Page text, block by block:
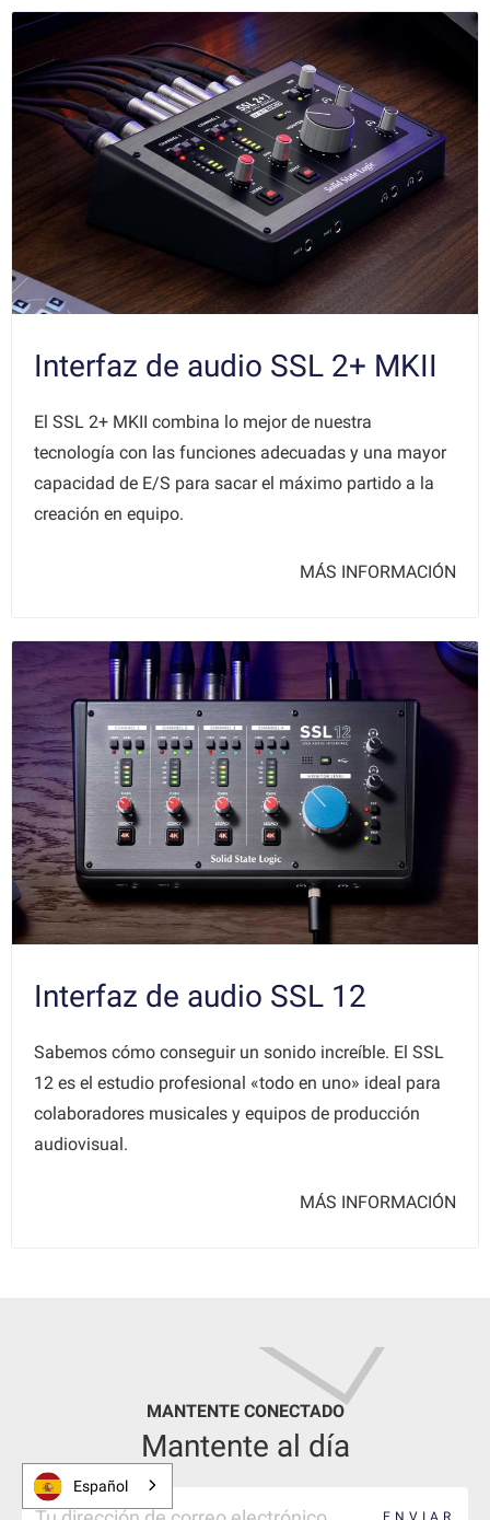
Interfaz de audio SSL 2+ MKII
El SSL 2+ MKII combina lo mejor de nuestra
tecnología con las funciones adecuadas y una mayor
capacidad de E/S para sacar el máximo partido a la
creación en equipo.
MÁS INFORMACIÓN
Interfaz de audio SSL 12
Sabemos cómo conseguir un sonido increíble. El SSL
12 es el estudio profesional «todo en uno» ideal para
colaboradores musicales y equipos de producción
audiovisual.
MÁS INFORMACIÓN
MANTENTE CONECTADO
Mantente al día
Español